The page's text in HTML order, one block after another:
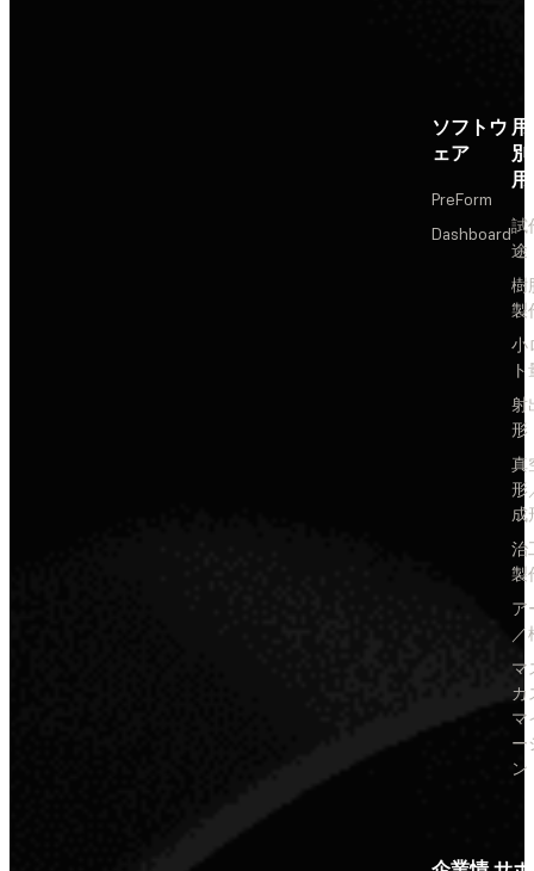
ソフトウ
ェア
PreForm
Dashboard試
途
樹
製
小
射
形
真
形
成
治
製
ア
／
マ
カ
マ
ー
ン